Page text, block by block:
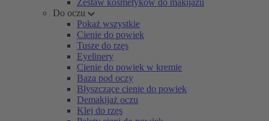
Zestaw kosmetyków do makijażu
Do oczu
Pokaż wszystkie
Cienie do powiek
Tusze do rzęs
Eyelinery
Cienie do powiek w kremie
Baza pod oczy
Błyszczące cienie do powiek
Demakijaż oczu
Klej do rzęs